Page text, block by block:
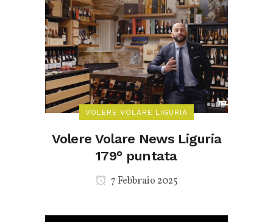
VOLERE VOLARE LIGURIA
Volere Volare News Liguria
179° puntata
7 Febbraio 2025